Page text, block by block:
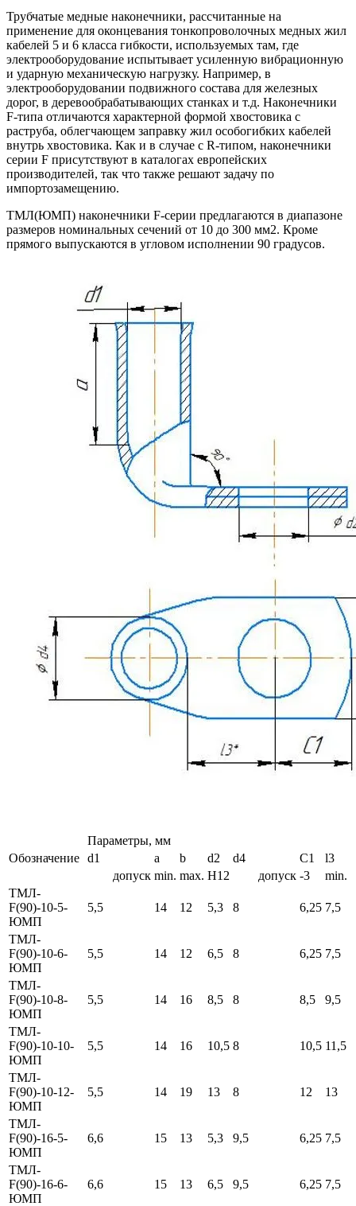
Трубчатые медные наконечники, рассчитанные на
применение для оконцевания тонкопроволочных медных жил
кабелей 5 и 6 класса гибкости, используемых там, где
электрооборудование испытывает усиленную вибрационную
и ударную механическую нагрузку. Например, в
электрооборудовании подвижного состава для железных
дорог, в деревообрабатывающих станках и т.д. Наконечники
F-типа отличаются характерной формой хвостовика с
раструба, облегчающем заправку жил особогибких кабелей
внутрь хвостовика. Как и в случае с R-типом, наконечники
серии F присутствуют в каталогах европейских
производителей, так что также решают задачу по
импортозамещению.
ТМЛ(ЮМП) наконечники F-серии предлагаются в диапазоне
размеров номинальных сечений от 10 до 300 мм2. Кроме
прямого выпускаются в угловом исполнении 90 градусов.
Обозначение
Параметры, мм
d1
а b d2 d4 C1
l3
допуск min. max. H12 допуск -3
min.
ТМЛ-
F(90)-10-5-
ЮМП
5,5 14 12 5,3 8 6,25 7,5
ТМЛ-
F(90)-10-6-
ЮМП
5,5 14 12 6,5 8 6,25 7,5
ТМЛ-
F(90)-10-8-
ЮМП
5,5 14 16 8,5 8 8,5 9,5
ТМЛ-
F(90)-10-10-
ЮМП
5,5 14 16 10,5 8 10,5 11,5
ТМЛ-
F(90)-10-12-
ЮМП
5,5 14 19 13 8 12 13
ТМЛ-
F(90)-16-5-
ЮМП
6,6 15 13 5,3 9,5 6,25 7,5
ТМЛ-
F(90)-16-6-
ЮМП
6,6 15 13 6,5 9,5 6,25 7,5